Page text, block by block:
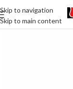
Skip to navigation
Skip to main content